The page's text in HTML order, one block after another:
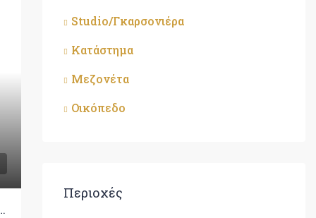
Ιωάννινα, 120 τ.μ., €95.000
Studio/Γκαρσονιέρα
Κατάστημα
Μεζονέτα
Οικόπεδο
Περιοχές